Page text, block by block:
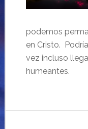
podemos
en Cristo.
vez incluso
humeantes.